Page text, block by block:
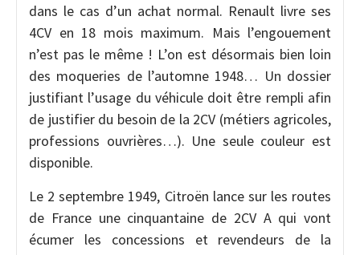
dans le cas d’un achat normal. Renault livre ses
4CV en 18 mois maximum. Mais l’engouement
n’est pas le même ! L’on est désormais bien loin
des moqueries de l’automne 1948… Un dossier
justifiant l’usage du véhicule doit être rempli afin
de justifier du besoin de la 2CV (métiers agricoles,
professions ouvrières…). Une seule couleur est
disponible.
Le 2 septembre 1949, Citroën lance sur les routes
de France une cinquantaine de 2CV A qui vont
écumer les concessions et revendeurs de la